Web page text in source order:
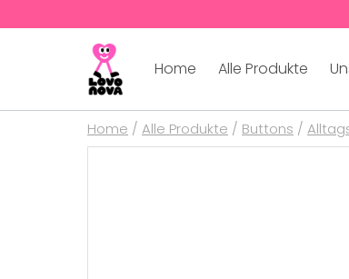
Home Alle Produkte
Home / Alle Produkte / Buttons /